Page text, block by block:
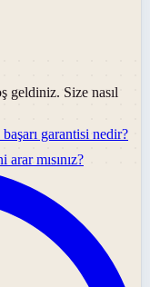
geldiniz. Size nasıl
garantisi nedir?
mısınız?